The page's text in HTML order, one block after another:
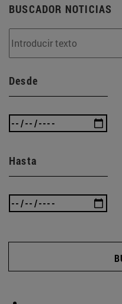
BUSCADOR NOTICIAS
Desde
Hasta